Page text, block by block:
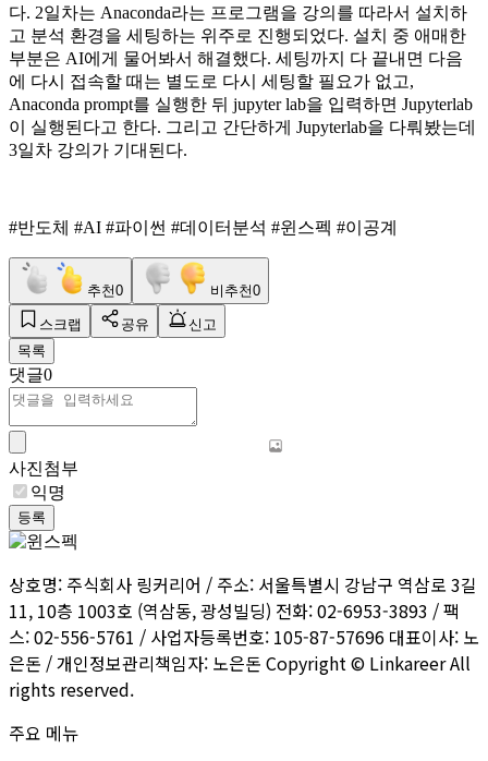
다. 2일차는 Anaconda라는 프로그램을 강의를 따라서 설치하
고 분석 환경을 세팅하는 위주로 진행되었다. 설치 중 애매한
부분은 AI에게 물어봐서 해결했다. 세팅까지 다 끝내면 다음
에 다시 접속할 때는 별도로 다시 세팅할 필요가 없고,
Anaconda prompt를 실행한 뒤 jupyter lab을 입력하면 Jupyterlab
이 실행된다고 한다. 그리고 간단하게 Jupyterlab을 다뤄봤는데
3일차 강의가 기대된다.
#반도체 #AI #파이썬 #데이터분석 #윈스펙 #이공계
추천0 비추천0
스크랩 공유
신고
목록
댓글0
사진첨부
익명
등록
상호명: 주식회사 링커리어 / 주소: 서울특별시 강남구 역삼로 3길
11, 10층 1003호 (역삼동, 광성빌딩) 전화: 02-6953-3893 / 팩
스: 02-556-5761 / 사업자등록번호: 105-87-57696 대표이사: 노
은돈 / 개인정보관리책임자: 노은돈 Copyright © Linkareer All
rights reserved.
주요 메뉴